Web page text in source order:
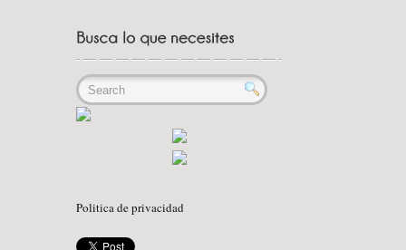
Politica de privacidad